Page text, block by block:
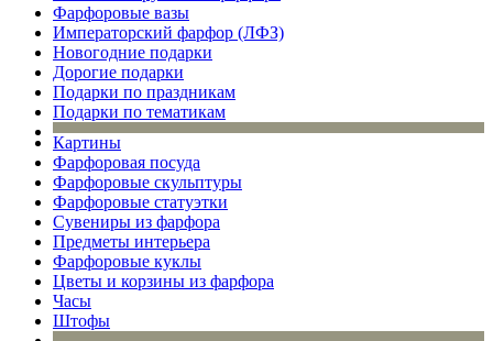
Фарфоровые вазы
Императорский фарфор (ЛФЗ)
Новогодние подарки
Дорогие подарки
Подарки по праздникам
Подарки по тематикам
Картины
Фарфоровая посуда
Фарфоровые скульптуры
Фарфоровые статуэтки
Сувениры из фарфора
Предметы интерьера
Фарфоровые куклы
Цветы и корзины из фарфора
Часы
Штофы